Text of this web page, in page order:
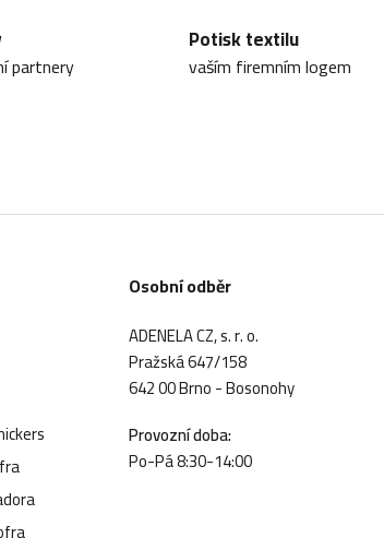
partnery
Potisk textilu
vaším firemním logem
Osobní odběr
ADENELA CZ, s. r. o.
Pražská 647/158
642 00 Brno - Bosonohy
Provozní doba:
Po-Pá 8:30-14:00